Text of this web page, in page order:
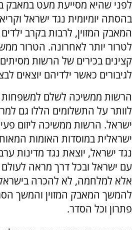
לפני שהיא מסייעת מעט במאבק
בהסתה יומיומית נגד ישראל
המאבק המזוין, לרבות בקרב
לטרור יותר לאחרונה. הטרור
קצינים בכירים של הרשות מסיתים
לגיבורים כאשר ילדיהם יוצאים
הרשות ממשיכה לשלם למשפחות
לוותר על התשלומים הללו גם
ישראל. הרשות ממשיכה ליזום
ישראלית במוסדות האומות
נגד ישראל, יוצאת נגד מדינות
עם ישראל ובכל דרך מראה
אלא למלחמה, לא להכרה בישראל
להמשך המאבק המזוין והמשך
פתרון וכל הסדר.